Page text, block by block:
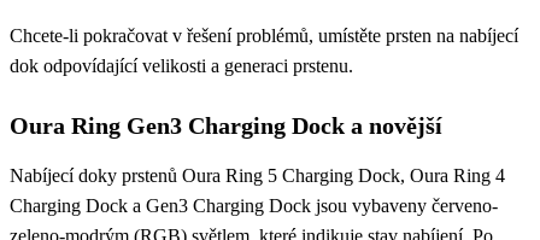
Chcete-li pokračovat v řešení problémů, umístěte prsten na nabíjecí
dok odpovídající velikosti a generaci prstenu.
Oura Ring Gen3 Charging Dock a novější
Nabíjecí doky prstenů Oura Ring 5 Charging Dock, Oura Ring 4
Charging Dock a Gen3 Charging Dock jsou vybaveny červeno-